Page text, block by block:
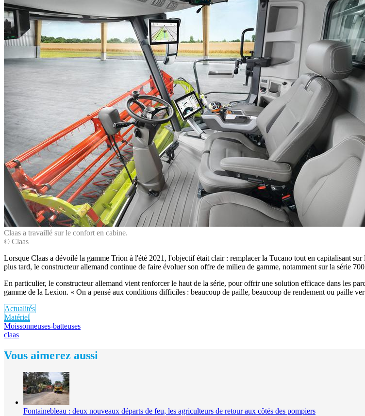
Claas a travaillé sur le confort en cabine.
© Claas
Lorsque Claas a dévoilé la gamme Trion à l'été 2021, l'objectif était clair : remplacer la Tucano tout en capitalisant
plus tard, le constructeur allemand continue de faire évoluer son offre de milieu de gamme, notamment sur la série
En particulier, le constructeur allemand vient renforcer le haut de la série, pour offrir une solution efficace dans les
gamme de la Lexion. « On a pensé aux conditions difficiles : beaucoup de paille, beaucoup de rendement ou paille
Actualités
Matériel
Moissonneuses-batteuses
claas
Vous aimerez aussi
Fontainebleau : deux nouveaux départs de feu, les agriculteurs de retour aux côtés des pompiers